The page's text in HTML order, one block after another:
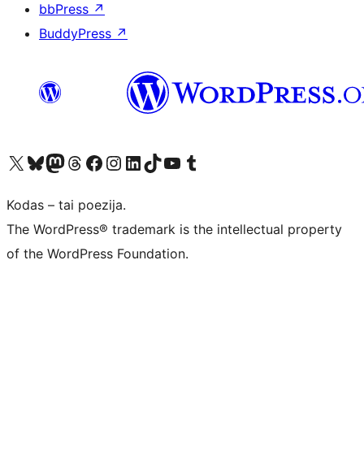
bbPress ↗
BuddyPress ↗
Visit our X (formerly Twitter) account
Apsilankykite mūsų Bluesky paskyroje
Visit our Mastodon account
Apsilankykite mūsų Threads paskyroje
Visit our Facebook page
Visit our Instagram account
Visit our LinkedIn account
Apsilankykite mūsų TikTok paskyroje
Visit our YouTube channel
Apsilankykite mūsų Tumblr paskyroje
Kodas – tai poezija.
The WordPress® trademark is the intellectual property
of the WordPress Foundation.